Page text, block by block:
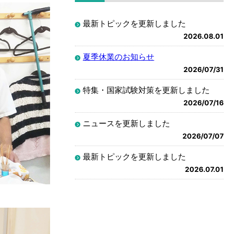
最新トピックを更新しました
2026.08.01
夏季休業のお知らせ
2026/07/31
特集・国家試験対策を更新しました
2026/07/16
ニュースを更新しました
2026/07/07
最新トピックを更新しました
2026.07.01